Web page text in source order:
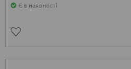
Є в наявності